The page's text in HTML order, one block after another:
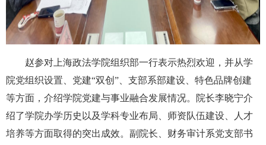
赵参对上海政法学院组织部一行表示热烈欢迎，并从学
院党组织设置、党建“双创”、支部系部建设、特色品牌创建
等方面，介绍学院党建与事业融合发展情况。
院长李晓宁介
绍了学院办学历史以及学科专业布局、师资队伍建设、人才
培养等方面取得的突出成效。副院长、财务审计系党支部书